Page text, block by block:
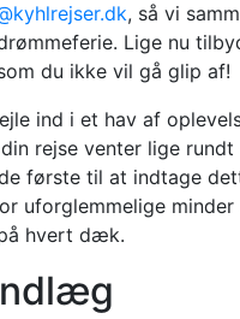
, så vi
Lige nu
du ikke vil gå glip af!
ind i et hav af
rejse venter lige rundt
første til at indtage
uforglemmelige minder
hvert dæk.